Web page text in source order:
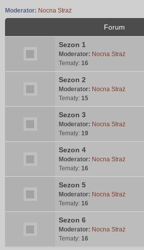
Moderator: Nocna Straż
Forum
Sezon 1
Moderator: Nocna Straż
Tematy: 16
Sezon 2
Moderator: Nocna Straż
Tematy: 15
Sezon 3
Moderator: Nocna Straż
Tematy: 19
Sezon 4
Moderator: Nocna Straż
Tematy: 16
Sezon 5
Moderator: Nocna Straż
Tematy: 16
Sezon 6
Moderator: Nocna Straż
Tematy: 16